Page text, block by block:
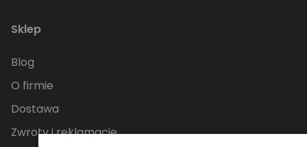
Sklep
Blog
O firmie
Dostawa
Zwroty i reklamacje